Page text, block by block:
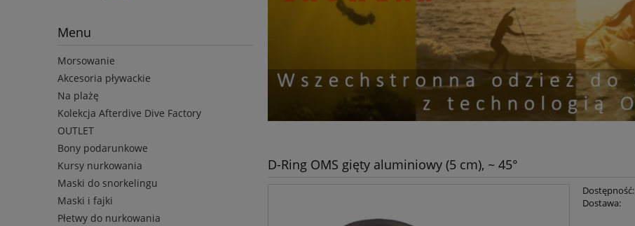
Menu
Morsowanie
Akcesoria pływackie
Na plażę
Kolekcja Afterdive Dive Factory
OUTLET
Bony podarunkowe
Kursy nurkowania
Maski do snorkelingu
Maski i fajki
Płetwy do nurkowania
D-Ring OMS gięty aluminiowy (5 cm), ~ 45°
Dostępność:
Dostawa: